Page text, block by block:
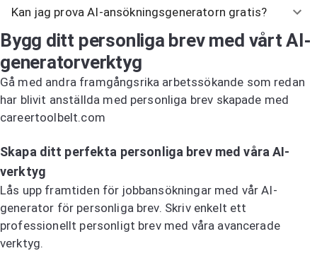
Kan jag prova AI-ansökningsgeneratorn gratis?
Bygg ditt personliga brev med vårt AI-
generatorverktyg
Gå med andra framgångsrika arbetssökande som redan
har blivit anställda med personliga brev skapade med
careertoolbelt.com
Skapa ditt perfekta personliga brev med våra AI-
verktyg
Lås upp framtiden för jobbansökningar med vår AI-
generator för personliga brev. Skriv enkelt ett
professionellt personligt brev med våra avancerade
verktyg.